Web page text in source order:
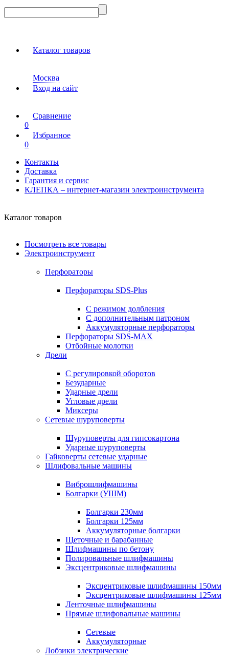
Каталог товаров
Москва
Вход на сайт
Сравнение
0
Избранное
0
Контакты
Доставка
Гарантия и сервис
КЛЕПКА – интернет-магазин электроинструмента
Каталог товаров
Посмотреть все товары
Электроинструмент
Перфораторы
Перфораторы SDS-Plus
С режимом долбления
С дополнительным патроном
Аккумуляторные перфораторы
Перфораторы SDS-MAX
Отбойные молотки
Дрели
С регулировкой оборотов
Безударные
Ударные дрели
Угловые дрели
Миксеры
Сетевые шуруповерты
Шуруповерты для гипсокартона
Ударные шуруповерты
Гайковерты сетевые ударные
Шлифовальные машины
Виброшлифмашины
Болгарки (УШМ)
Болгарки 230мм
Болгарки 125мм
Аккумуляторные болгарки
Щеточные и барабанные
Шлифмашины по бетону
Полировальные шлифмашины
Эксцентриковые шлифмашины
Эксцентриковые шлифмашины 150мм
Эксцентриковые шлифмашины 125мм
Ленточные шлифмашины
Прямые шлифовальные машины
Сетевые
Аккумуляторные
Лобзики электрические